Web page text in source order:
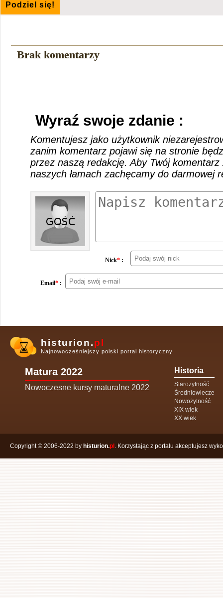
Podziel się!
Brak komentarzy
Wyraź swoje zdanie :
Komentujesz jako użytkownik
zanim komentarz pojawi się na stronie
przez naszą redakcję. Aby Twój
naszych łamach zachęcamy do darmowej
Nick* :
Email* :
histurion.pl
Najnowocześniejszy polski portal historyczny
Matura 2022
Nowoczesne kursy maturalne 2022
Historia
Starożytność
Średniowiecze
Nowożytność
XIX wiek
XX wiek
Copyright © 2006-2022 by histurion.pl . Korzystając z portalu akceptujesz